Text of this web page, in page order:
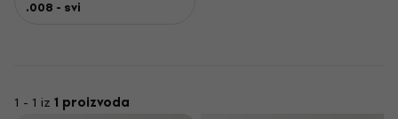
.008 - svi
1 - 1 iz 1 proizvoda